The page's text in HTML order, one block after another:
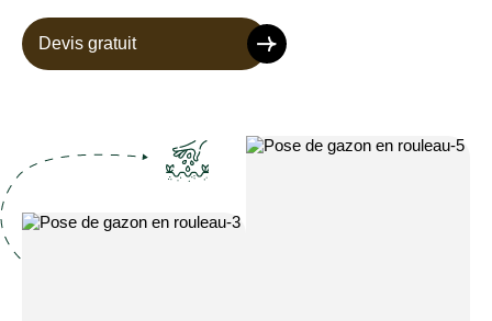
Devis gratuit